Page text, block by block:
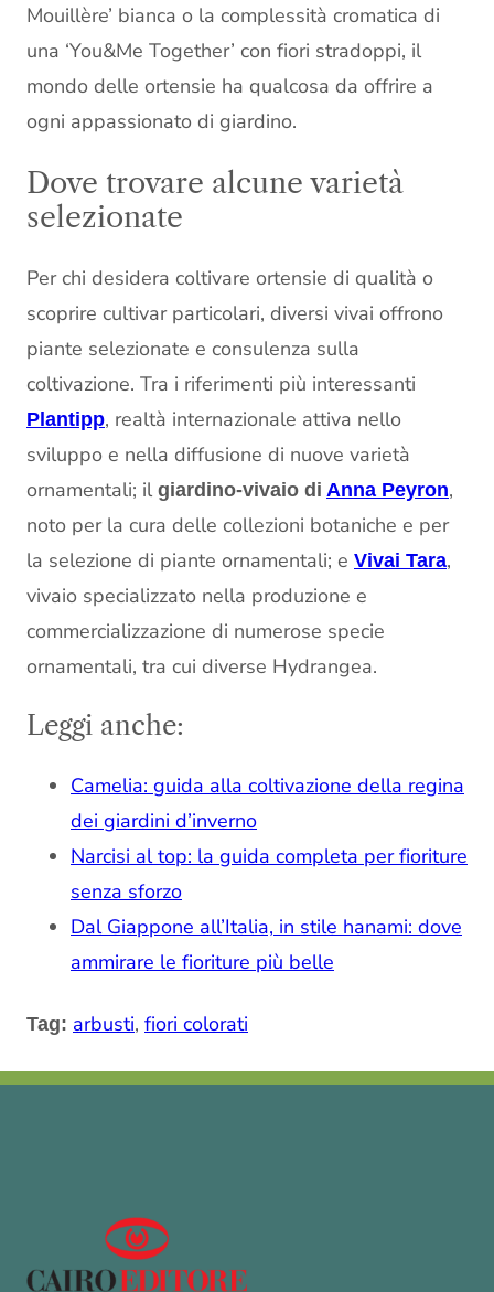
Mouillère’ bianca o la complessità cromatica di
una ‘You&Me Together’ con fiori stradoppi, il
mondo delle ortensie ha qualcosa da offrire a
ogni appassionato di giardino.
Dove trovare alcune varietà
selezionate
Per chi desidera coltivare ortensie di qualità o
scoprire cultivar particolari, diversi vivai offrono
piante selezionate e consulenza sulla
coltivazione. Tra i riferimenti più interessanti
Plantipp, realtà internazionale attiva nello
sviluppo e nella diffusione di nuove varietà
ornamentali; il giardino-vivaio di Anna Peyron,
noto per la cura delle collezioni botaniche e per
la selezione di piante ornamentali; e Vivai Tara,
vivaio specializzato nella produzione e
commercializzazione di numerose specie
ornamentali, tra cui diverse Hydrangea.
Leggi anche:
Camelia: guida alla coltivazione della regina
dei giardini d’inverno
Narcisi al top: la guida completa per fioriture
senza sforzo
Dal Giappone all’Italia, in stile hanami: dove
ammirare le fioriture più belle
Tag: arbusti, fiori colorati